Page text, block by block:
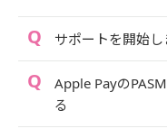
サポートを開始し
Apple Payの
る